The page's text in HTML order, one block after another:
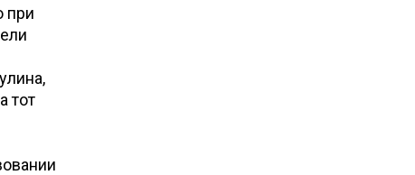
при
тот